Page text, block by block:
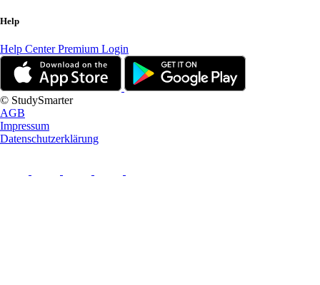
Help
Help CenterPremium Login
© StudySmarter
AGB
Impressum
Datenschutzerklärung